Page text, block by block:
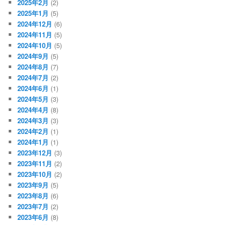
2025年2月 (2)
2025年1月 (5)
2024年12月 (6)
2024年11月 (5)
2024年10月 (5)
2024年9月 (5)
2024年8月 (7)
2024年7月 (2)
2024年6月 (1)
2024年5月 (3)
2024年4月 (8)
2024年3月 (3)
2024年2月 (1)
2024年1月 (1)
2023年12月 (3)
2023年11月 (2)
2023年10月 (2)
2023年9月 (5)
2023年8月 (6)
2023年7月 (2)
2023年6月 (8)